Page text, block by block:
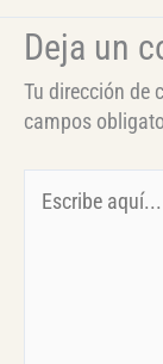
Deja un
Tu dirección de
campos
aquí...